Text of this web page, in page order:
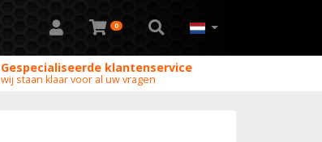
0
Gespecialiseerde klantenservice
wij staan klaar voor al uw vragen